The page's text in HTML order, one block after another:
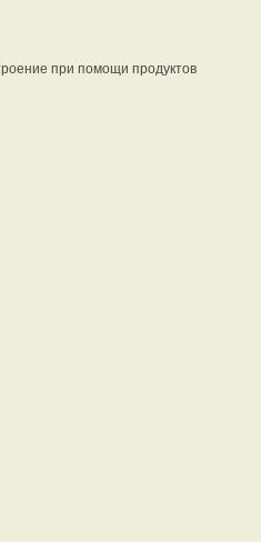
при помощи продуктов